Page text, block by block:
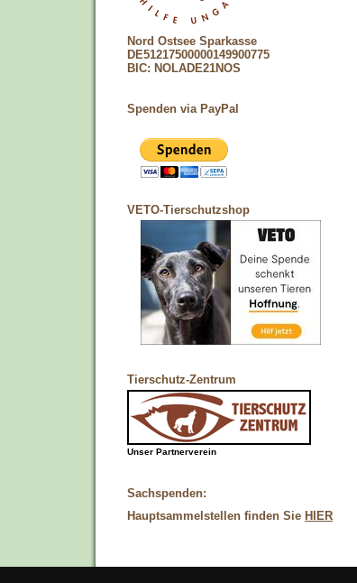
Nord Ostsee Sparkasse
DE51217500000149900775
BIC: NOLADE21NOS
Spenden via PayPal
VETO-Tierschutzshop
Tierschutz-Zentrum
Unser Partnerverein
Sachspenden:
Hauptsammelstellen finden Sie HIER